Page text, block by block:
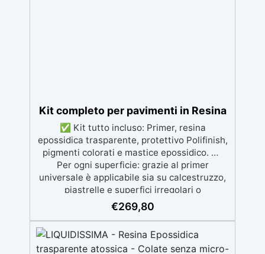
Kit completo per pavimenti in Resina
✅ Kit tutto incluso: Primer, resina
epossidica trasparente, protettivo Polifinish,
pigmenti colorati e mastice epossidico. ✅
Per ogni superficie: grazie al primer
universale è applicabile sia su calcestruzzo,
piastrelle e superfici irregolari o
danneggiate. ✅ Facile da applicare: Video
Guida completa inclusa, 3 semplici passaggi,
finitura protettiva antigraffio. ✅ Risultati
professionali: Sistema autolivellante,
€269,80